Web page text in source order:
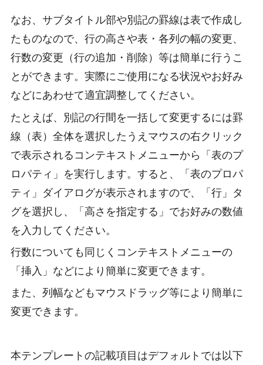
なお、サブタイトル部や別記の罫線は表で作成し
たものなので、行の高さや表・各列の幅の変更、
行数の変更（行の追加・削除）等は簡単に行うこ
とができます。実際にご使用になる状況やお好み
などにあわせて適宜調整してください。
たとえば、別記の行間を一括して変更するには罫
線（表）全体を選択したうえマウスの右クリック
で表示されるコンテキストメニューから「表のプ
ロパティ」を実行します。すると、「表のプロパ
ティ」ダイアログが表示されますので、「行」タ
グを選択し、「高さを指定する」でお好みの数値
を入力してください。
行数についても同じくコンテキストメニューの
「挿入」などにより簡単に変更できます。
また、列幅などもマウスドラッグ等により簡単に
変更できます。
本テンプレートの記載項目はデフォルトでは以下